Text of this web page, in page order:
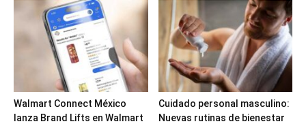
Walmart Connect México
lanza Brand Lifts en Walmart
Cuidado personal masculino:
Nuevas rutinas de bienestar